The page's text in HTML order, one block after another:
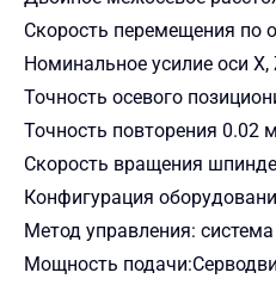
Скорость перемещения по
Номинальное усилие оси X,
Точность осевого
Точность повторения 0.02
Скорость вращения
Конфигурация
Метод управления:
Мощность